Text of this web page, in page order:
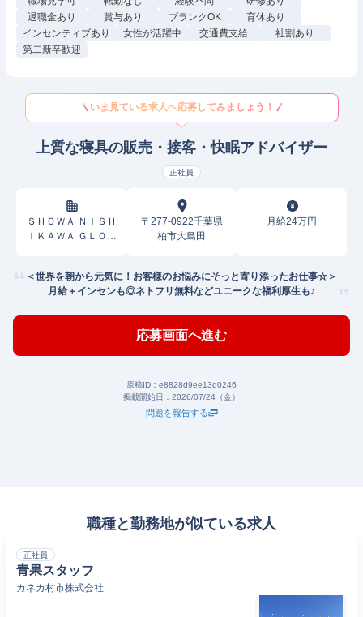
退職金あり
賞与あり ブランクOK
育休あり
インセンティブあり
女性が活躍中 交通費支給
社割あり
第二新卒歓迎
いま見ている求人へ応募してみましょう！
上質な寝具の販売・接客・快眠アドバイザー
正社員
ＳＨＯＷＡ ＮＩＳＨ
ＩＫＡＷＡ ＧＬＯＢ
〒277-0922千葉県
柏市大島田
月給24万円
＜世界を朝から元気に！お客様のお悩みにそっと寄り添ったお仕事☆＞
月給＋インセンも◎ネトフリ無料などユニークな福利厚生も♪
応募画面へ進む
原稿ID： e8828d9ee13d0246
掲載開始日： 2026/07/24（金）
問題を報告する
職種と勤務地が似ている求人
正社員
青果スタッフ
カネカ村市株式会社